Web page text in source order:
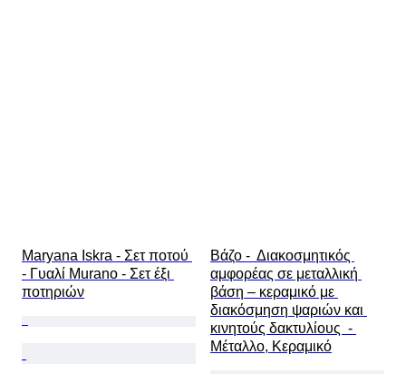
Maryana Iskra - Σετ ποτού
- Γυαλί Murano - Σετ έξι
ποτηριών
Βάζο -  Διακοσμητικός
αμφορέας σε μεταλλική
βάση – κεραμικό με
διακόσμηση ψαριών και
κινητούς δακτυλίους  -
Μέταλλο, Κεραμικό